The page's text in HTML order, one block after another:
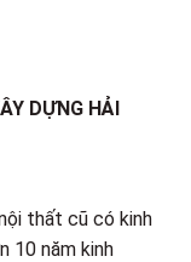
DỰNG HẢI
thất cũ có kinh
10 năm kinh